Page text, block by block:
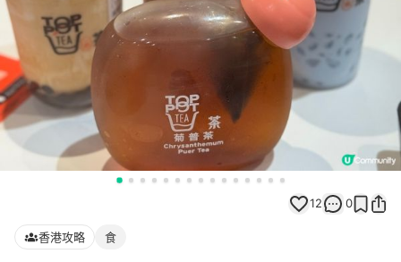
12 0
香港攻略 食